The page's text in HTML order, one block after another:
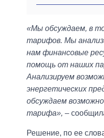
«Мы обсуждаем, в
тарифов. Мы
нам финансовые
помощь от наших
Анализируем
энергетических
обсуждаем
тарифа», –
Решение, по ее